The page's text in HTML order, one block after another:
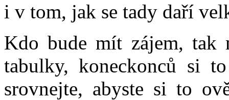
i v tom, jak se tady daří
Kdo bude mít zájem, tak
tabulky, koneckonců si
srovnejte, abyste si to